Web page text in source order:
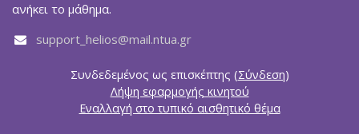
ανήκει το μάθημα.
support_helios@mail.ntua.gr
Συνδεδεμένος ως επισκέπτης (Σύνδεση)
Λήψη εφαρμογής κινητού
Εναλλαγή στο τυπικό αισθητικό θέμα